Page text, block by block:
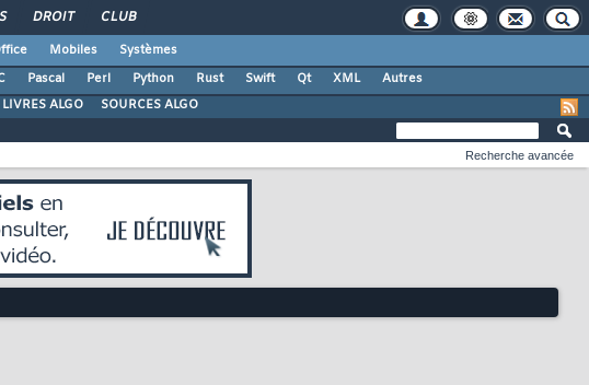
DROIT CLUB
Mobiles
Systèmes
Pascal Perl Python Rust Swift Qt XML
Autres
LIVRES ALGO SOURCES ALGO
Recherche avancée